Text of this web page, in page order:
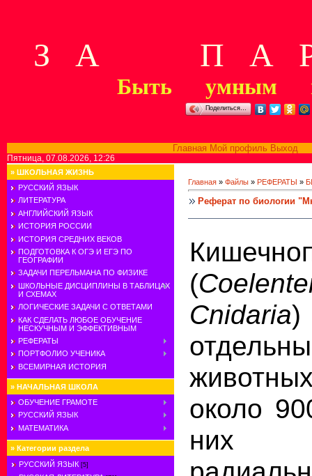
З А П А Р
Быть умным
Поделиться…
Главная Мой профиль Выход
Пятница, 07.08.2026, 12:26
» ШКОЛЬНАЯ ЖИЗНЬ
РУССКИЙ ЯЗЫК
ЛИТЕРАТУРА
АНГЛИЙСКИЙ ЯЗЫК
ИСТОРИЯ РОССИИ
ИСТОРИЯ СРЕДНИХ ВЕКОВ
ПОДГОТОВКА К ОГЭ И ЕГЭ ПО
ГЕОГРАФИИ
ЗАДАЧИ ПЕРЕЛЬМАНА ПО ФИЗИКЕ
ШКОЛЬНЫЕ ДИСЦИПЛИНЫ В ТАБЛИЦАХ
И СХЕМАХ
ЛОГИЧЕСКИЕ ЗАДАЧИ С ОТВЕТАМИ
КАК СДЕЛАТЬ ЛЮБОЕ ОБУЧЕНИЕ
НЕСКУЧНЫМ И ЭФФЕКТИВНЫМ
РЕФЕРАТЫ
ПОРТФОЛИО УЧЕНИКА
ВСЕМИРНАЯ ИСТОРИЯ
» НАЧАЛЬНАЯ ШКОЛА
ОБУЧЕНИЕ ГРАМОТЕ
РУССКИЙ ЯЗЫК
МАТЕМАТИКА
» Категории раздела
РУССКИЙ ЯЗЫК [5]
Главная » Файлы » РЕФЕРАТЫ »
Реферат по биологии
(
Cnidaria)
около
них